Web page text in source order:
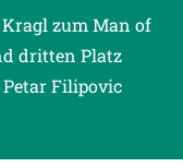
zum Man of
dritten Platz
Petar Filipovic